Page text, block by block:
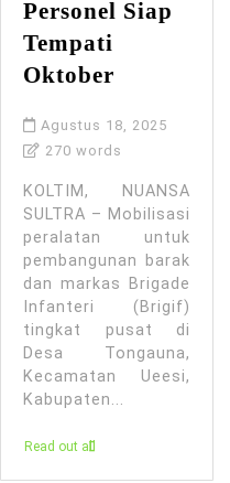
Personel Siap
Tempati
Oktober
Agustus 18, 2025
270 words
KOLTIM, NUANSA
SULTRA – Mobilisasi
peralatan untuk
pembangunan barak
dan markas Brigade
Infanteri (Brigif)
tingkat pusat di
Desa Tongauna,
Kecamatan Ueesi,
Kabupaten...
Read out all